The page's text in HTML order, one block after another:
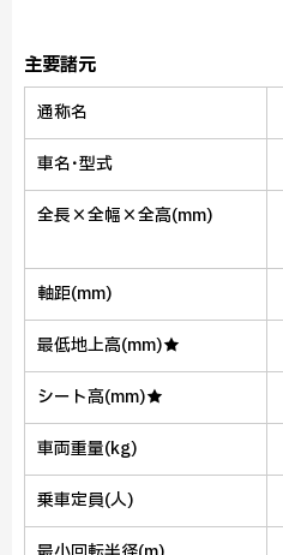
主要諸元
通称名
車名･型式
全長×全幅×全高(mm)
軸距(mm)
最低地上高(mm)★
シート高(mm)★
車両重量(kg)
乗車定員(人)